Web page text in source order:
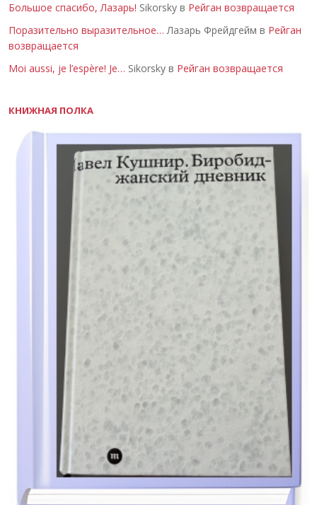
Большое спасибо, Лазарь! Sikorsky в Рейган возвращается
Поразительно выразительное… Лазарь Фрейдгейм в Рейган
возвращается
Moi aussi, je l’espère! Je… Sikorsky в Рейган возвращается
КНИЖНАЯ ПОЛКА